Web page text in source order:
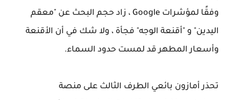
وفقًا لمؤشرات Google ، زاد حجم البحث عن "معقم
اليدين" و "أقنعة الوجه" فجأة ، ولا شك في أن الأقنعة
وأسعار المطهر قد لمست حدود السماء.
تحذر أمازون بائعي الطرف الثالث على منصة